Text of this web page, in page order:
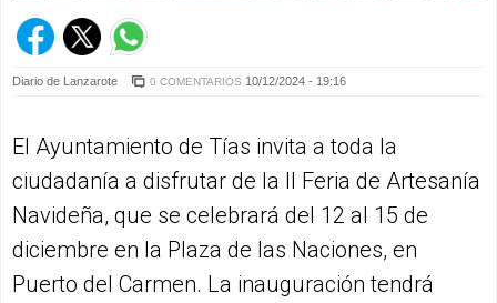
Diario de Lanzarote 0 COMENTARIOS 10/12/2024 - 19:16
El Ayuntamiento de Tías invita a toda la
ciudadanía a disfrutar de la II Feria de Artesanía
Navideña, que se celebrará del 12 al 15 de
diciembre en la Plaza de las Naciones, en
Puerto del Carmen. La inauguración tendrá